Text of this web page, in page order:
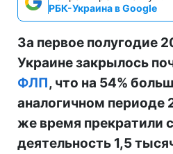
РБК-Украина в Google
За первое полугодие
Украине закрылось
ФЛП, что на 54%
аналогичном периоде
же время прекратили
деятельность 1,5